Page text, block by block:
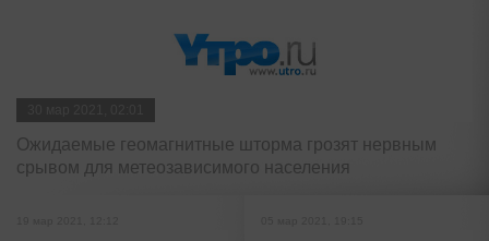
Ожидаемые геомагнитные шторма грозят нервным
срывом для метеозависимого населения